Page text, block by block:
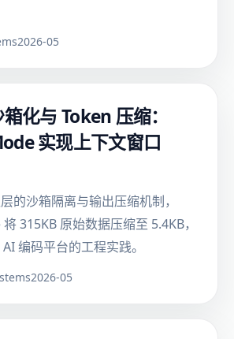
2026-05
化与 Token 压缩：
实现上下文窗口
的沙箱隔离与输出压缩机制，
315KB 原始数据压缩至 5.4KB，
编码平台的工程实践。
2026-05